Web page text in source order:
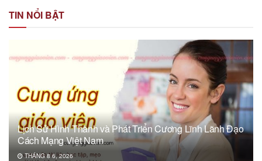
TIN NỔI BẬT
Lịch Sử Hình Thành và Phát Triển Cương Lĩnh Lãnh Đạo
Cách Mạng Việt Nam
THÁNG 8 6, 2026